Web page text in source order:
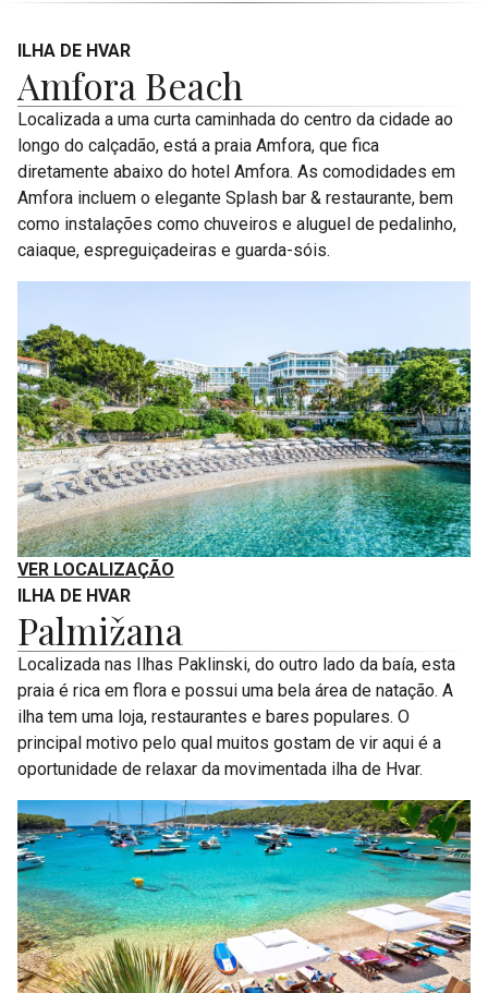
ILHA DE HVAR
Amfora Beach
Localizada a uma curta caminhada do centro da cidade ao
longo do calçadão, está a praia Amfora, que fica
diretamente abaixo do hotel Amfora. As comodidades em
Amfora incluem o elegante Splash bar & restaurante, bem
como instalações como chuveiros e aluguel de pedalinho,
caiaque, espreguiçadeiras e guarda-sóis.
VER LOCALIZAÇÃO
ILHA DE HVAR
Palmižana
Localizada nas Ilhas Paklinski, do outro lado da baía, esta
praia é rica em flora e possui uma bela área de natação. A
ilha tem uma loja, restaurantes e bares populares. O
principal motivo pelo qual muitos gostam de vir aqui é a
oportunidade de relaxar da movimentada ilha de Hvar.